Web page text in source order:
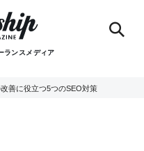
ランスメディア
改善に役立つ5つのSEO対策